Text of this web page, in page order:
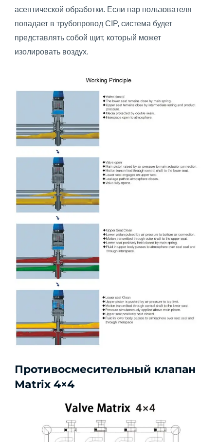
асептической обработки. Если пар пользователя
попадает в трубопровод CIP, система будет
представлять собой щит, который может
изолировать воздух.
Противосмесительный клапан
Matrix 4×4